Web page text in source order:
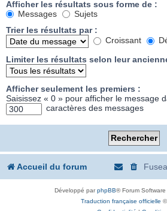
Afficher les résultats sous forme de :
Messages
Sujets
Trier les résultats par :
Croissant
Limiter les résultats selon leur
Afficher seulement les premiers :
Saisissez « 0 » pour afficher le message
caractères des messages
Accueil du forum
Développé parphpBB® Forum
Traduction française officielle ©